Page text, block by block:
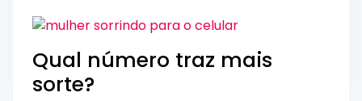
Qual número traz mais
sorte?